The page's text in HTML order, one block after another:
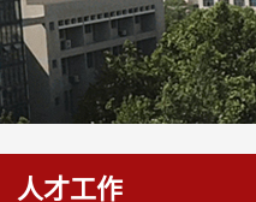
人才工作